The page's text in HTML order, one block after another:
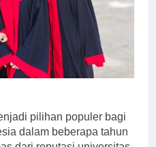
pilihan populer bagi
dalam beberapa tahun